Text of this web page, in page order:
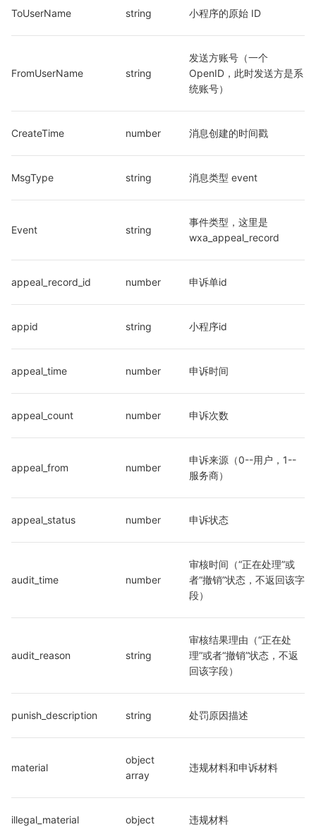
ToUserName string 小程序的原始 ID
FromUserName string
发送方账号（一个
OpenID，此时发送方是系
统账号）
CreateTime number 消息创建的时间戳
MsgType string 消息类型 event
Event string
事件类型，这里是
wxa_appeal_record
appeal_record_id number 申诉单id
appid string 小程序id
appeal_time number 申诉时间
appeal_count number 申诉次数
appeal_from number
申诉来源（0--用户，1--
服务商）
appeal_status number 申诉状态
audit_time number
审核时间（“正在处理”或
者“撤销”状态，不返回该字
段）
audit_reason string
审核结果理由（“正在处
理”或者“撤销”状态，不返
回该字段）
punish_description string 处罚原因描述
material
object
array
违规材料和申诉材料
illegal_material object 违规材料